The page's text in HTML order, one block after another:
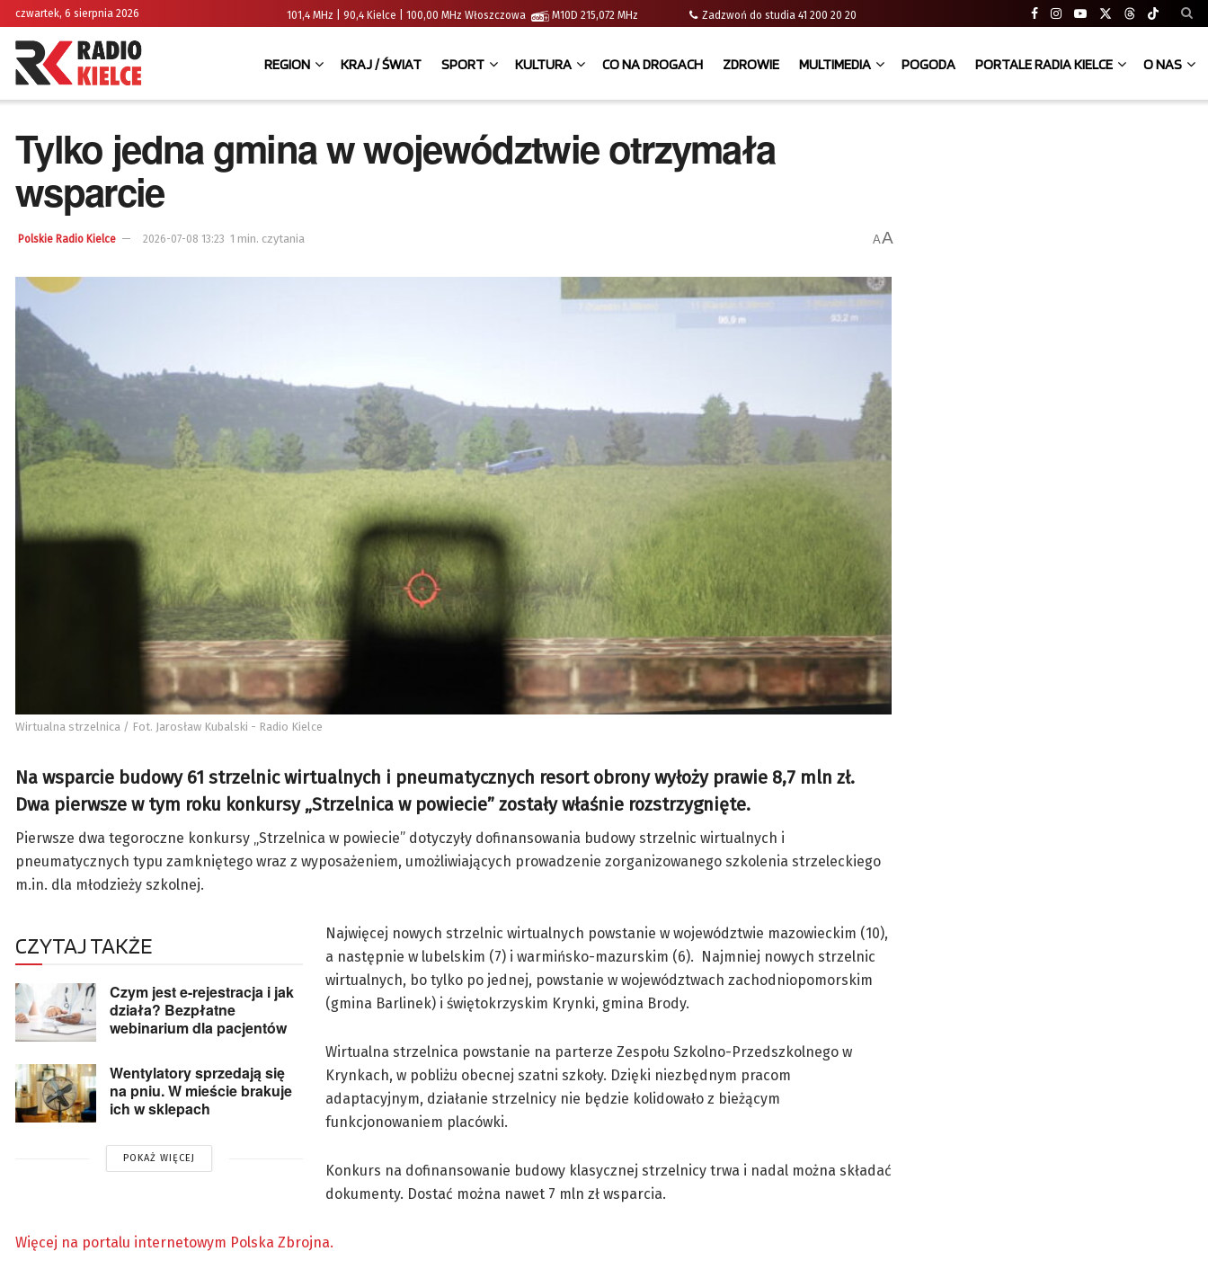
czwartek, 6 sierpnia 2026 101,4 MHz | 90,4 Kielce | 100,00 MHz Włoszczowa M10D 215,072 MHz Zadzwoń do studia 41 200 20 20
REGION KRAJ / ŚWIAT SPORT KULTURA CO NA DROGACH ZDROWIE MULTIMEDIA POGODA PORTALE RADIA KIELCE O NAS
Tylko jedna gmina w województwie otrzymała
wsparcie
Polskie Radio Kielce 2026-07-08 13:23 1 min. czytania AA
Wirtualna strzelnica / Fot. Jarosław Kubalski - Radio Kielce
Na wsparcie budowy 61 strzelnic wirtualnych i pneumatycznych resort obrony wyłoży prawie 8,7 mln zł.
Dwa pierwsze w tym roku konkursy „Strzelnica w powiecie” zostały właśnie rozstrzygnięte.
Pierwsze dwa tegoroczne konkursy „Strzelnica w powiecie” dotyczyły dofinansowania budowy strzelnic wirtualnych i
pneumatycznych typu zamkniętego wraz z wyposażeniem, umożliwiających prowadzenie zorganizowanego szkolenia strzeleckiego
m.in. dla młodzieży szkolnej.
CZYTAJ TAKŻE
Czym jest e-rejestracja i jak
działa? Bezpłatne
webinarium dla pacjentów
Wentylatory sprzedają się
na pniu. W mieście brakuje
ich w sklepach
POKAŻ WIĘCEJ
Najwięcej nowych strzelnic wirtualnych powstanie w województwie mazowieckim (10),
a następnie w lubelskim (7) i warmińsko-mazurskim (6). Najmniej nowych strzelnic
wirtualnych, bo tylko po jednej, powstanie w województwach zachodniopomorskim
(gmina Barlinek) i świętokrzyskim Krynki, gmina Brody.
Wirtualna strzelnica powstanie na parterze Zespołu Szkolno-Przedszkolnego w
Krynkach, w pobliżu obecnej szatni szkoły. Dzięki niezbędnym pracom
adaptacyjnym, działanie strzelnicy nie będzie kolidowało z bieżącym
funkcjonowaniem placówki.
Konkurs na dofinansowanie budowy klasycznej strzelnicy trwa i nadal można składać
dokumenty. Dostać można nawet 7 mln zł wsparcia.
Więcej na portalu internetowym Polska Zbrojna.